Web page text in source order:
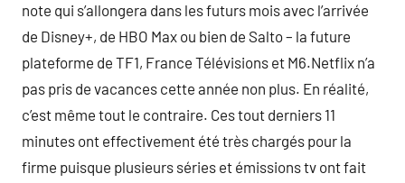
note qui s’allongera dans les futurs mois avec l’arrivée
de Disney+, de HBO Max ou bien de Salto – la future
plateforme de TF1, France Télévisions et M6.Netflix n’a
pas pris de vacances cette année non plus. En réalité,
c’est même tout le contraire. Ces tout derniers 11
minutes ont effectivement été très chargés pour la
firme puisque plusieurs séries et émissions tv ont fait